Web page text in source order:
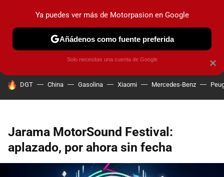
PRUEBAS COCHES ELÉCTRICOS OBSERVATORIO
HOY SE HABLA DE
DGT China Gasolina Xiaomi Mercedes-Benz
Jarama MotorSound Festival:
aplazado, por ahora sin fecha
×
Ya puedes ver más de Motorpasion en Google
Añádenos como fuente preferida
Solo necesitas una cuenta de Google